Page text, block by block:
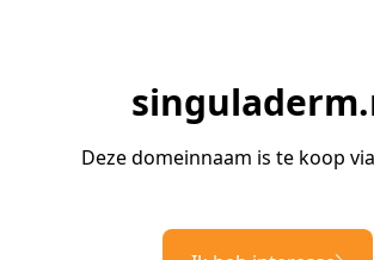
Deze domeinnaam is te koop